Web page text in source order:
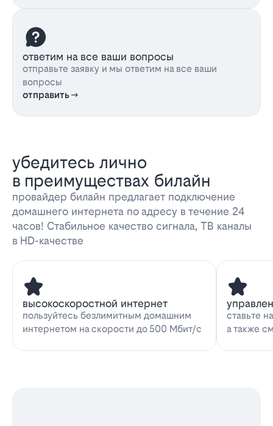
ответим на все ваши вопросы
отправьте заявку и мы ответим на все ваши
вопросы
отправить
убедитесь лично
в преимуществах билайн
провайдер билайн предлагает подключение
домашнего интернета по адресу в течение 24
часов! Стабильное качество сигнала, ТВ каналы
в HD-качестве
высокоскоростной интернет
пользуйтесь безлимитным домашним
интернетом на скорости до 500 Мбит/с
ставьте
а также